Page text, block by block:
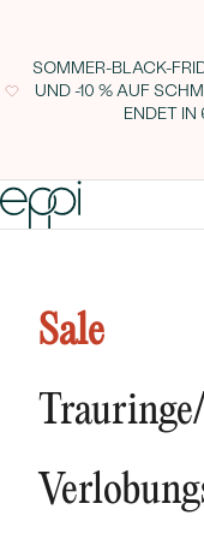
SOMMER-BLACK-
UND -10 % AUF
ENDET IN
Sale
NEUHEITEN
Jariet